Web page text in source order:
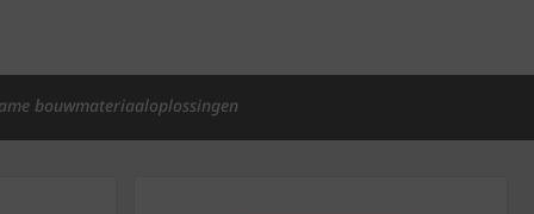
bouwmateriaaloplossingen